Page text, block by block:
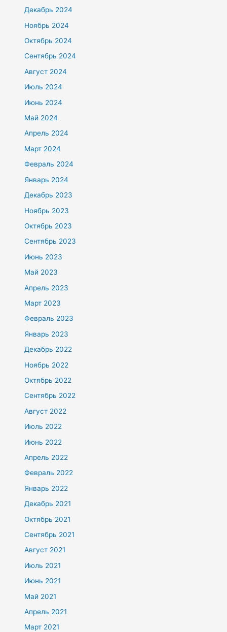
Декабрь 2024
Ноябрь 2024
Октябрь 2024
Сентябрь 2024
Август 2024
Июль 2024
Июнь 2024
Май 2024
Апрель 2024
Март 2024
Февраль 2024
Январь 2024
Декабрь 2023
Ноябрь 2023
Октябрь 2023
Сентябрь 2023
Июнь 2023
Май 2023
Апрель 2023
Март 2023
Февраль 2023
Январь 2023
Декабрь 2022
Ноябрь 2022
Октябрь 2022
Сентябрь 2022
Август 2022
Июль 2022
Июнь 2022
Апрель 2022
Февраль 2022
Январь 2022
Декабрь 2021
Октябрь 2021
Сентябрь 2021
Август 2021
Июль 2021
Июнь 2021
Май 2021
Апрель 2021
Март 2021